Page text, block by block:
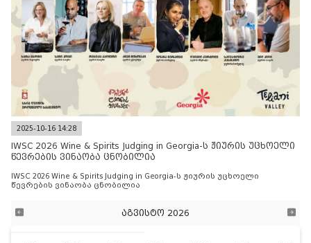
2025-10-16 14:28
IWSC 2026 Wine & Spirits Judging in Georgia-ს ჟიურის უცხოელი
წევრების ვინაობა ცნობილია
IWSC 2026 Wine & Spirits Judging in Georgia-ს ჟიურის უცხოელი
წევრების ვინაობა ცნობილია
აგვისტო 2026